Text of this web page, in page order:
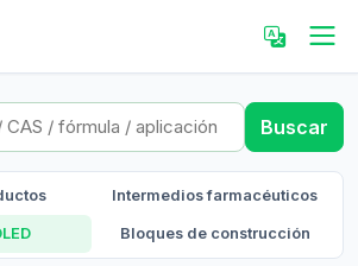
Buscar
Intermedios farmacéuticos
Bloques de construcción